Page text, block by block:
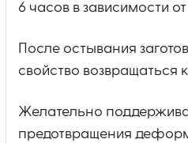
6 часов в зависимости
После остывания
свойство
Желательно
предотвращения